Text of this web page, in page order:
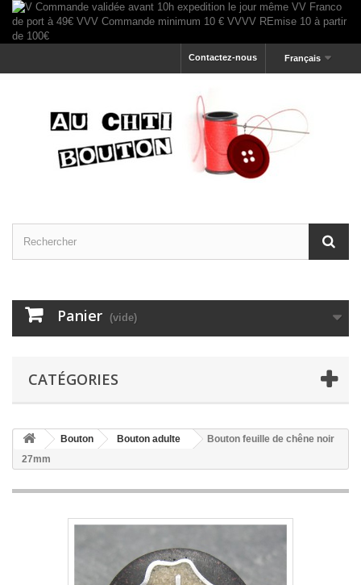
Français
Contactez-nous
Panier (vide)
CATÉGORIES
Bouton Bouton adulte
Bouton feuille de chêne noir
27mm